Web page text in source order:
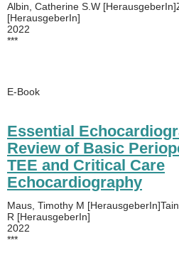
Albin, Catherine S.W
[HerausgeberIn]
2022
***
E-Book
Essential
Review of Basic
TEE and Critical Care
Echocardiography
Maus, Timothy M
R [HerausgeberIn]
2022
***